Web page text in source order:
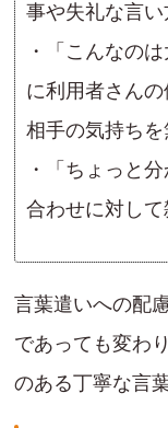
事や失礼な言
・「こんなの
に利用者さんの
相手の気持ち
・「ちょっと
合わせに対し
言葉遣いへの配
であっても変わ
のある丁寧な言